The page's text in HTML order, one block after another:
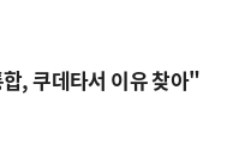
, 쿠데타서 이유 찾아"